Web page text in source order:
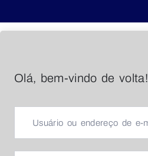
Olá, bem-vindo de volta!